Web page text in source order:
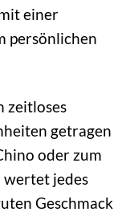
einer
persönlichen
zeitloses
getragen
oder zum
jedes
Geschmack